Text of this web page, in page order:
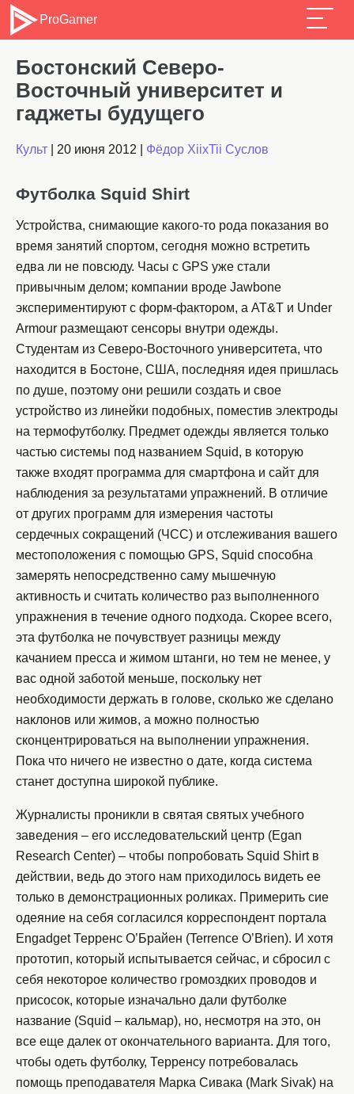
ProGamer
Бостонский Северо-
Восточный университет и
гаджеты будущего
Культ 20 июня 2012 Фёдор XiixTii Суслов
Футболка Squid Shirt
Устройства, снимающие какого-то рода показания во
время занятий спортом, сегодня можно встретить
едва ли не повсюду. Часы с GPS уже стали
привычным делом; компании вроде Jawbone
экспериментируют с форм-фактором, а AT&T и Under
Armour размещают сенсоры внутри одежды.
Студентам из Северо-Восточного университета, что
находится в Бостоне, США, последняя идея пришлась
по душе, поэтому они решили создать и свое
устройство из линейки подобных, поместив электроды
на термофутболку. Предмет одежды является только
частью системы под названием Squid, в которую
также входят программа для смартфона и сайт для
наблюдения за результатами упражнений. В отличие
от других программ для измерения частоты
сердечных сокращений (ЧСС) и отслеживания вашего
местоположения с помощью GPS, Squid способна
замерять непосредственно саму мышечную
активность и считать количество раз выполненного
упражнения в течение одного подхода. Скорее всего,
эта футболка не почувствует разницы между
качанием пресса и жимом штанги, но тем не менее, у
вас одной заботой меньше, поскольку нет
необходимости держать в голове, сколько же сделано
наклонов или жимов, а можно полностью
сконцентрироваться на выполнении упражнения.
Пока что ничего не известно о дате, когда система
станет доступна широкой публике.
Журналисты проникли в святая святых учебного
заведения – его исследовательский центр (Egan
Research Center) – чтобы попробовать Squid Shirt в
действии, ведь до этого нам приходилось видеть ее
только в демонстрационных роликах. Примерить сие
одеяние на себя согласился корреспондент портала
Engadget Терренс О’Брайен (Terrence O’Brien). И хотя
прототип, который испытывается сейчас, и сбросил с
себя некоторое количество громоздких проводов и
присосок, которые изначально дали футболке
название (Squid – кальмар), но, несмотря на это, он
все еще далек от окончательного варианта. Для того,
чтобы одеть футболку, Терренсу потребовалась
помощь преподавателя Марка Сивака (Mark Sivak) на